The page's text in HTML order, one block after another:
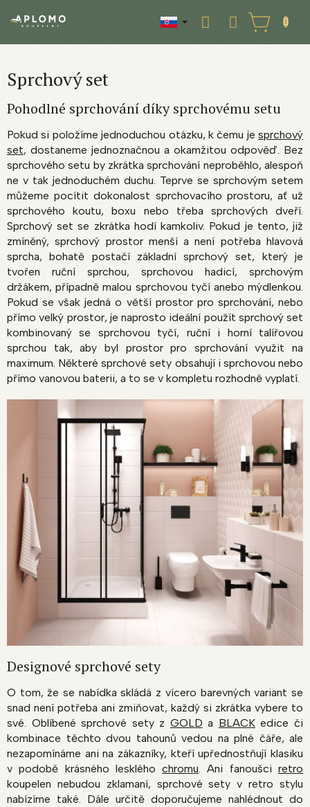
NÁKUPNÝ
KOŠÍK
Sprchový set
Pohodlné sprchování díky sprchovému setu
Pokud si položíme jednoduchou otázku, k čemu je sprchový
set, dostaneme jednoznačnou a okamžitou odpověď. Bez
sprchového setu by zkrátka sprchování neproběhlo, alespoň
ne v tak jednoduchém duchu. Teprve se sprchovým setem
můžeme pocítit dokonalost sprchovacího prostoru, ať už
sprchového koutu, boxu nebo třeba sprchových dveří.
Sprchový set se zkrátka hodí kamkoliv. Pokud je tento, již
zmíněný, sprchový prostor menší a není potřeba hlavová
sprcha, bohatě postačí základní sprchový set, který je
tvořen ruční sprchou, sprchovou hadicí, sprchovým
držákem, případně malou sprchovou tyčí anebo mýdlenkou.
Pokud se však jedná o větší prostor pro sprchování, nebo
přímo velký prostor, je naprosto ideální použít sprchový set
kombinovaný se sprchovou tyčí, ruční i horní talířovou
sprchou tak, aby byl prostor pro sprchování využit na
maximum. Některé sprchové sety obsahují i sprchovou nebo
přímo vanovou baterii, a to se v kompletu rozhodně vyplatí.
Designové sprchové sety
O tom, že se nabídka skládá z vícero barevných variant se
snad není potřeba ani zmiňovat, každý si zkrátka vybere to
své. Oblíbené sprchové sety z GOLD a BLACKedice či
kombinace těchto dvou tahounů vedou na plné čáře, ale
nezapomínáme ani na zákazníky, kteří upřednostňují klasiku
v podobě krásného leskléhochromu. Ani fanoušciretro
koupelen nebudou zklamaní, sprchové sety v retro stylu
nabízíme také. Dále určitě doporučujeme nahlédnout do